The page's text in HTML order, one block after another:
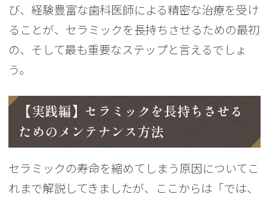
び、経験豊富な歯科医師による精密な治療を受け
ることが、セラミックを長持ちさせるための最初
の、そして最も重要なステップと言えるでしょ
う。
【実践編】セラミックを長持ちさせる
ためのメンテナンス方法
セラミックの寿命を縮めてしまう原因についてこ
れまで解説してきましたが、ここからは「では、